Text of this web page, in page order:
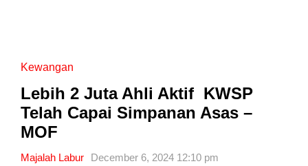
Kewangan
Lebih 2 Juta Ahli Aktif KWSP
Telah Capai Simpanan Asas –
MOF
Majalah Labur
December 6, 2024 12:10 pm